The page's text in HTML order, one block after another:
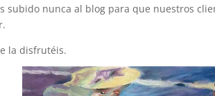
subido nunca al blog para que nuestros
la disfrutéis.